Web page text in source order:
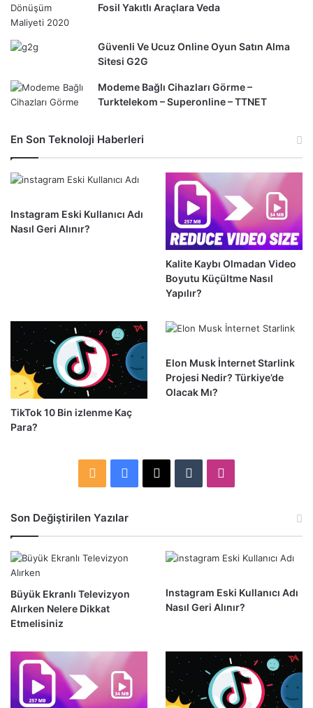
Fosil Yakıtlı Araçlara Veda
Güvenli Ve Ucuz Online Oyun Satın Alma
Sitesi G2G
Modeme Bağlı Cihazları Görme –
Turktelekom – Superonline – TTNET
En Son Teknoloji Haberleri
Instagram Eski Kullanıcı Adı
Nasıl Geri Alınır?
Kalite Kaybı Olmadan Video
Boyutu Küçültme Nasıl
Yapılır?
TikTok 10 Bin izlenme Kaç
Para?
Elon Musk İnternet Starlink
Projesi Nedir? Türkiye’de
Olacak Mı?
b
r
t
g
a
m
Son Değiştirilen Yazılar
Büyük Ekranlı Televizyon
Alırken Nelere Dikkat
Etmelisiniz
Instagram Eski Kullanıcı Adı
Nasıl Geri Alınır?